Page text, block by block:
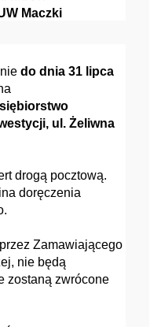
Maczki
do dnia 31 lipca
ul. Żeliwna
drogą pocztową.
doręczenia
Zamawiającego
nie będą
zostaną zwrócone